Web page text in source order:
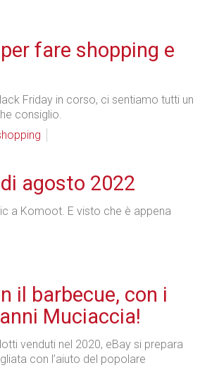
fare shopping e
Friday in corso, ci sentiamo tutti un
consiglio.
agosto 2022
a Komoot. E visto che è appena
il barbecue, con i
Muciaccia!
venduti nel 2020, eBay si prepara
con l’aiuto del popolare